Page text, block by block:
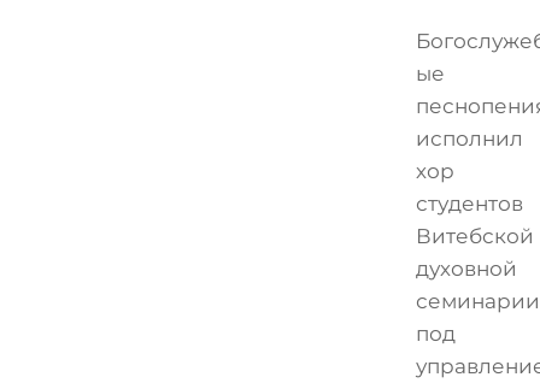
ые
исполнил
хор
студентов
Витебской
духовной
семинарии
под